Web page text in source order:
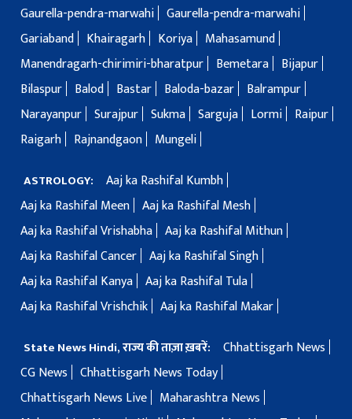
Gaurella-pendra-marwahi Gaurella-pendra-marwahi
Gariaband
Khairagarh Koriya
Mahasamund
Manendragarh-chirimiri-bharatpur
Bemetara
Bijapur
Bilaspur
Balod Bastar Baloda-bazar
Balrampur
Narayanpur Surajpur Sukma Sarguja Lormi
Raipur
Raigarh
Rajnandgaon Mungeli
ASTROLOGY:
Aaj ka Rashifal Kumbh
Aaj ka Rashifal Meen Aaj ka Rashifal Mesh
Aaj ka Rashifal Vrishabha Aaj ka Rashifal Mithun
Aaj ka Rashifal Cancer Aaj ka Rashifal Singh
Aaj ka Rashifal Kanya Aaj ka Rashifal Tula
Aaj ka Rashifal Vrishchik Aaj ka Rashifal Makar
State News Hindi, राज्य की ताज़ा ख़बरें:
Chhattisgarh News
CG News
Chhattisgarh News Today
Chhattisgarh News Live
Maharashtra News